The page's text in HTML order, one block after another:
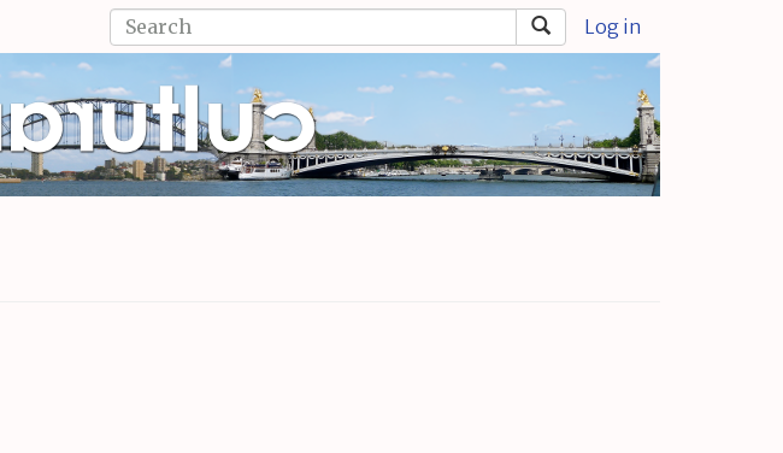
Log in
Search
form
Search